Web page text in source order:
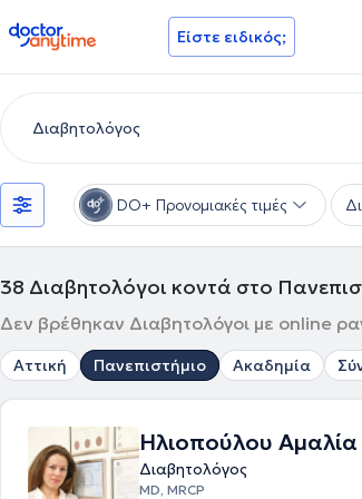
doctoranytime Είστε ειδικός;
DO+ Προνομιακές τιμές
38 Διαβητολόγοι κοντά στο
Δεν βρέθηκαν Διαβητολόγοι με online
Αττική Πανεπιστήμιο Ακαδημία
Ηλιοπούλου Αμαλία
Διαβητολόγος
MD, MRCP